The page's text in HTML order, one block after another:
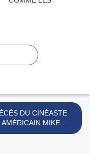
DU CINÉASTE
AMÉRICAIN MIKE
NICHOLS >